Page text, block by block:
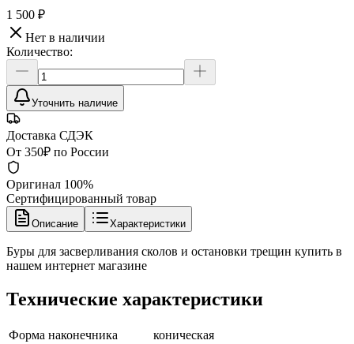
1 500 ₽
Нет в наличии
Количество:
Уточнить наличие
Доставка СДЭК
От 350₽ по России
Оригинал 100%
Сертифицированный товар
Описание Характеристики
Буры для засверливания сколов и остановки трещин купить в
нашем интернет магазине
Технические характеристики
Форма наконечника
коническая